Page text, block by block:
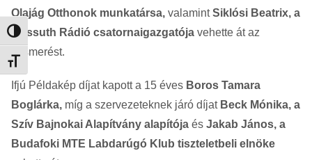
Nagy kontraszt váltása
Betűméret váltása
Olajág Otthonok munkatársa, valamintSiklósi Beatrix, a
Kossuth Rádió csatornaigazgatója vehette át az
elismerést.
Ifjú Példakép díjat kapott a 15 éves Boros Tamara
Boglárka, míg a szervezeteknek járó díjat Beck Mónika, a
Szív Bajnokai Alapítvány alapítója és Jakab János, a
Budafoki MTE Labdarúgó Klub tiszteletbeli elnöke